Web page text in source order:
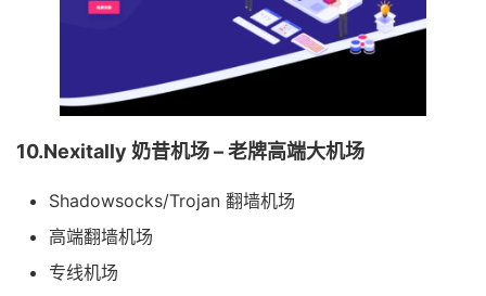
10.Nexitally 奶昔机场 – 老牌高端大机场
Shadowsocks/Trojan 翻墙机场
高端翻墙机场
专线机场